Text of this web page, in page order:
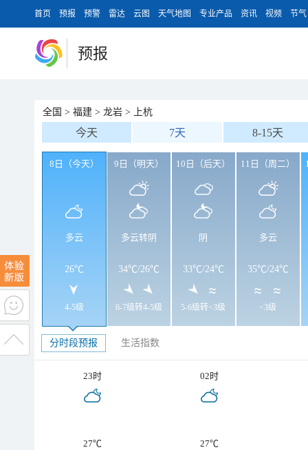
首页 预报 预警 雷达 云图 天气地图 专业产品 资讯 视频 节气
预报
全国 > 福建 > 龙岩 > 上杭
今天 7天 8-15天
8日（今天）
多云
26℃
4-5级
9日（明天）
多云转阴
34℃/26℃
6-7级转4-5级
10日（后天）
阴
33℃/24℃
5-6级转<3级
11日（周二）
多云
35℃/24℃
<3级
分时段预报 生活指数
23时 02时
27℃ 27℃